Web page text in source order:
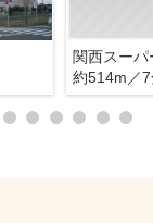
関西スー
約514m／